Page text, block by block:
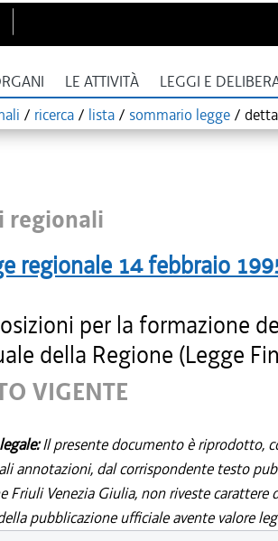
LE ATTIVITÀ LEGGI E
/ ricerca / lista / sommario legge /
regionali
regionale 14 febbraio
per la formazione
della Regione (Legge
VIGENTE
Il presente documento è riprodotto,
annotazioni, dal corrispondente testo
Friuli Venezia Giulia, non riveste
pubblicazione ufficiale avente valore